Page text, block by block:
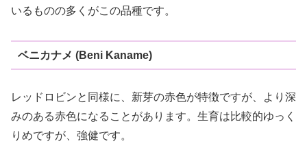
いるものの多くがこの品種です。
ベニカナメ (Beni Kaname)
レッドロビンと同様に、新芽の赤色が特徴ですが、より深
みのある赤色になることがあります。生育は比較的ゆっく
りめですが、強健です。